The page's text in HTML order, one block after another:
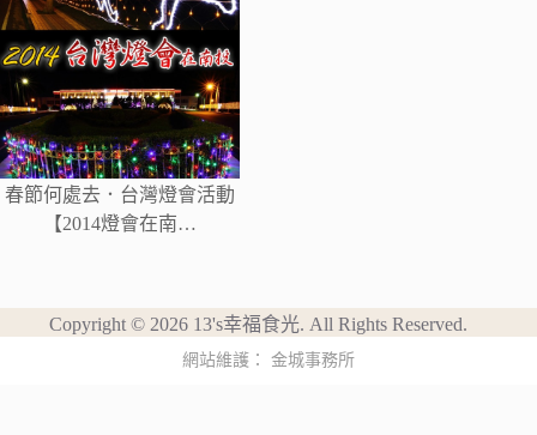
春節何處去．台灣燈會活動
【2014燈會在南…
Copyright © 2026 13's幸福食光. All Rights Reserved.
網站維護： 金城事務所